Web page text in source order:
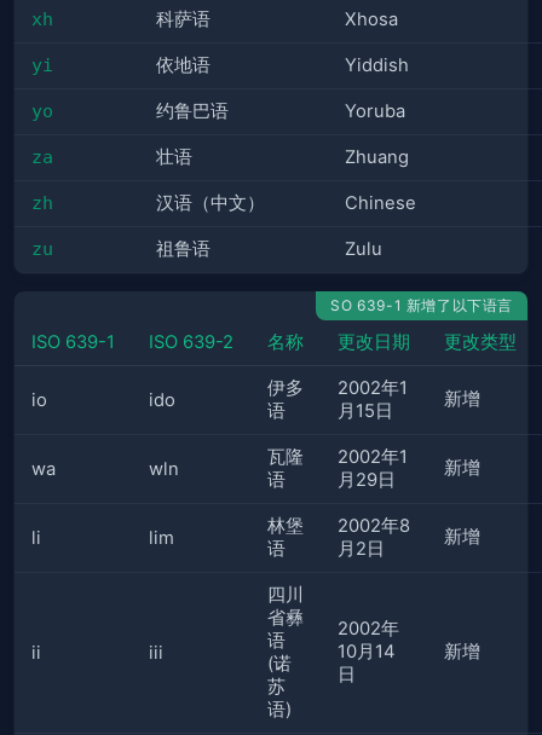
xh 科萨语 Xhosa
yi 依地语 Yiddish
yo 约鲁巴语 Yoruba
za 壮语 Zhuang
zh 汉语（中文） Chinese
zu 祖鲁语 Zulu
SO 639-1 新增了以下语言
ISO 639-1 ISO 639-2 名称 更改日期 更改类型
io ido
伊多
语
2002年1
月15日
新增
wa wln
瓦隆
语
2002年1
月29日
新增
li lim
林堡
语
2002年8
月2日
新增
ii iii
四川
省彝
语
(诺
苏
语)
2002年
10月14
日
新增